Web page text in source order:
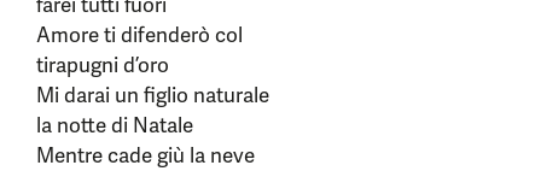
Amore ti difenderò col
tirapugni d’oro
Mi darai un figlio naturale
la notte di Natale
Mentre cade giù la neve